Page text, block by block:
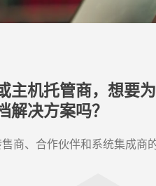
主机托管商，想要
解决方案吗？
商、合作伙伴和系统集成商